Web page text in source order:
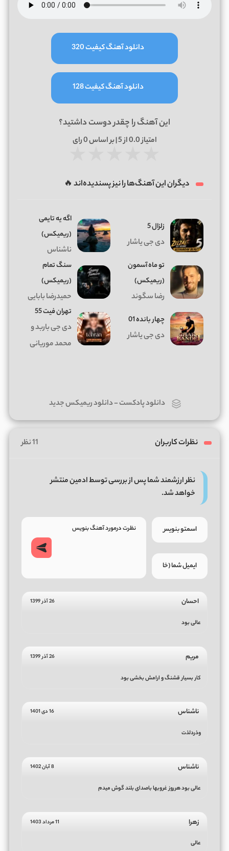
دانلود آهنگ کیفیت 320
دانلود آهنگ کیفیت 128
این آهنگ را چقدر دوست داشتید؟
امتیاز0.0از 5 | بر اساس 0رای
دیگران این آهنگ‌ها را نیز پسندیده‌اند 🔥
زلزال 5
دی جی یاشار
اگه یه تایمی
(ریمیکس)
ناشناس
تو ماه آسمون
(ریمیکس)
رضا سگوند
سنگ تمام
(ریمیکس)
حمیدرضا بابایی
چهار بانده 01
دی جی یاشار
تهران فیت 55
دی جی باربد و
محمد موریانی
دانلود پادکست-دانلود ریمیکس جدید
نظرات کاربران 11 نظر
نظر ارزشمند شما پس از بررسی توسط ادمین منتشر
خواهد شد.
احسان 26 آذر 1399
عالی بود
مریم 26 آذر 1399
کار بسیار قشنگ و ارامش بخشی بود
ناشناس 16 دی 1401
وذردلذت
ناشناس 8 آبان 1402
عالی بود هرروز غروبها باصدای بلند گوش میدم
زهرا 11 مرداد 1403
عالی